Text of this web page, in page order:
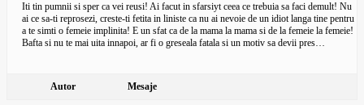
Iti tin pumnii si sper ca vei reusi! Ai facut in sfarsiyt ceea ce trebuia sa faci demult! Nu
ai ce sa-ti reprosezi, creste-ti fetita in liniste ca nu ai nevoie de un idiot langa tine pentru
a te simti o femeie implinita! E un sfat ca de la mama la mama si de la femeie la femeie!
Bafta si nu te mai uita innapoi, ar fi o greseala fatala si un motiv sa devii pres…
Autor Mesaje